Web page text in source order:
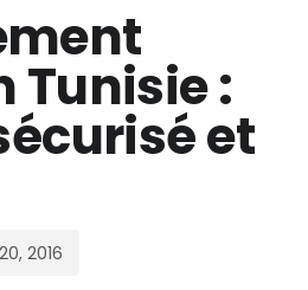
Tunisie :
et
2016